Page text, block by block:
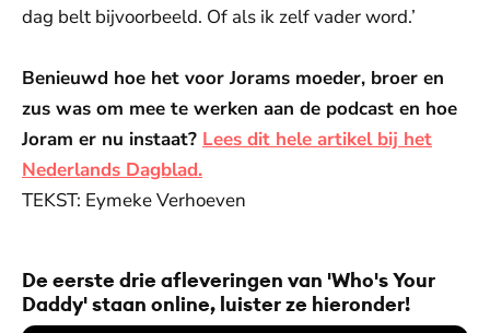
dag belt bijvoorbeeld. Of als ik zelf vader word.’
Benieuwd hoe het voor Jorams moeder, broer en
zus was om mee te werken aan de podcast en hoe
Joram er nu instaat? Lees dit hele artikel bij het
Nederlands Dagblad.
TEKST: Eymeke Verhoeven
De eerste drie afleveringen van 'Who's Your
Daddy' staan online, luister ze hieronder!